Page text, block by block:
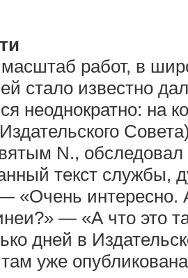
работ, в
стало известно
неоднократно: на
N.,
текст службы,
«Очень интересно.
— «А что это
дней в
уже